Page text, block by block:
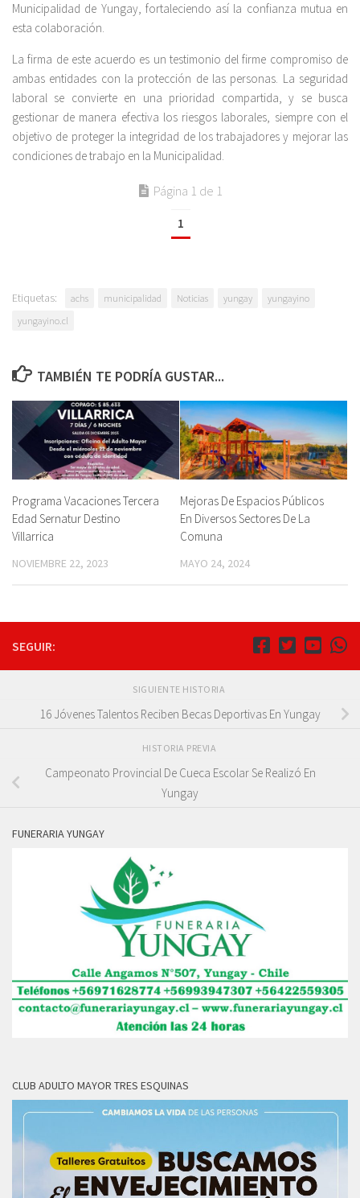
Municipalidad de Yungay, fortaleciendo así la confianza mutua en
esta colaboración.
La firma de este acuerdo es un testimonio del firme compromiso de
ambas entidades con la protección de las personas. La seguridad
laboral se convierte en una prioridad compartida, y se busca
gestionar de manera efectiva los riesgos laborales, siempre con el
objetivo de proteger la integridad de los trabajadores y mejorar las
condiciones de trabajo en la Municipalidad.
Página 1 de 1
1
Etiquetas: achs municipalidad Noticias yungay
yungayino
yungayino.cl
TAMBIÉN TE PODRÍA GUSTAR...
Programa Vacaciones Tercera
Edad Sernatur Destino
Villarrica
NOVIEMBRE 22, 2023
Mejoras De Espacios Públicos
En Diversos Sectores De La
Comuna
MAYO 24, 2024
SEGUIR:
SIGUIENTE HISTORIA
16 Jóvenes Talentos Reciben Becas Deportivas En Yungay
HISTORIA PREVIA
Campeonato Provincial De Cueca Escolar Se Realizó En
Yungay
FUNERARIA YUNGAY
CLUB ADULTO MAYOR TRES ESQUINAS